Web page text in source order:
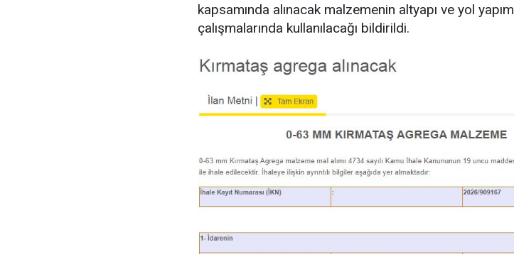
kapsamında alınacak malzemenin altyapı ve yol yapım
çalışmalarında kullanılacağı bildirildi.